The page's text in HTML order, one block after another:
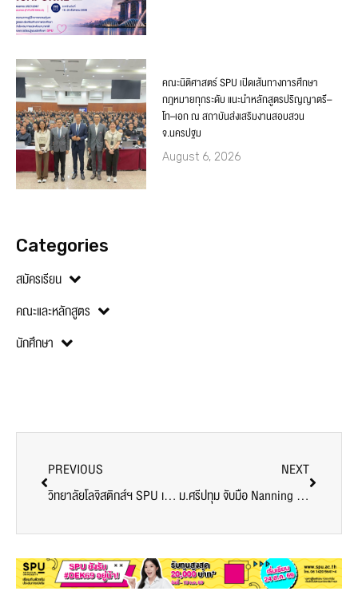
คณะนิติศาสตร์ SPU เปิดเส้นทางการศึกษา
กฎหมายทุกระดับ แนะนำหลักสูตรปริญญาตรี–
โท–เอก ณ สถาบันส่งเสริมงานสอบสวน
จ.นครปฐม
August 6, 2026
Categories
สมัครเรียน
คณะและหลักสูตร
นักศึกษา
PREVIOUS
วิทยาลัยโลจิสติกส์ฯ SPU เยี่ยมนักศึกษาสหกิจศึกษา เสริมทักษะวิชาชีพผ่านประสบการณ์จริงในสถานประกอบการชั้นนำ
NEXT
ม.ศรีปทุม จับมือ Nanning University ลงนาม MOU เดินหน้าสร้างเครือข่ายการศึกษาระดับโลก